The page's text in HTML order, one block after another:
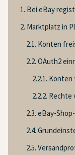
1. Bei eBay
2. Marktplatz in
2.1. Konten
2.2. OAuth2
2.2.1.
2.2.2.
2.3. eBay-
2.4.
2.5.